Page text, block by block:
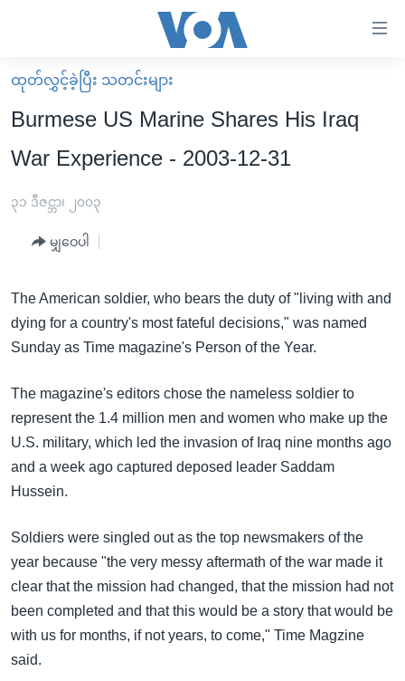
လွယ်ကူ
စေ
သည့်
များ
ပင်မ
ညွန်း
စာမျက်နှာ
သို့
ကြည့်
ရန်
ရှာဖွေ
ရန်
နေရာ
သို့
မူလစာမျက်နှာ
မြန်မာ
ကမ္ဘာ့သတင်းများ
နိုင်ငံတကာ
အစ္စရေး-ပါလက်စတိုင်း
ဗွီဒီယို
ရပ်ဝန်းတခု လမ်းတခု အလွန်
အင်္ဂလိပ်စာလေ့လာမယ်
အမေရိကန်သုံးအီဒီယံ
မကြေးမုံရဲ့ အင်္ဂလိပ်စာ
ရုပ်ရှင်ထဲက အင်္ဂလိပ်စာ
သုတပဒေသာ အင်္ဂလိပ်စာ
အပတ်စဉ်ကဏ္ဍများ
ရေဒီယို
တီဗွီ
ရေဒီယိုနှင့်ရုပ်သံ အချက်အလက်များ
ရေဒီယို/တီဗွီအစီအစဉ်
Learning English
ဗွီအိုအေ လူမှုကွန်ယက်များ
ဘာသာစကားများ
ထုတ်လွှင့်ခဲ့ပြီး သတင်းများ
Burmese US Marine Shares His Iraq
War Experience - 2003-12-31
၃၁ ဒီဇင္ဘာ၊ ၂၀၀၃
မျှဝေပါ
The American soldier, who bears the duty of "living with and
dying for a country's most fateful decisions," was named
Sunday as Time magazine's Person of the Year.
The magazine's editors chose the nameless soldier to
represent the 1.4 million men and women who make up the
U.S. military, which led the invasion of Iraq nine months ago
and a week ago captured deposed leader Saddam
Hussein.
Soldiers were singled out as the top newsmakers of the
year because "the very messy aftermath of the war made it
clear that the mission had changed, that the mission had not
been completed and that this would be a story that would be
with us for months, if not years, to come," Time Magzine
said.